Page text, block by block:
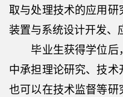
取与处理技术的应用研
装置与系统设计开发、
毕业生获得学位后
中承担理论研究、技术
也可以在技术监督等